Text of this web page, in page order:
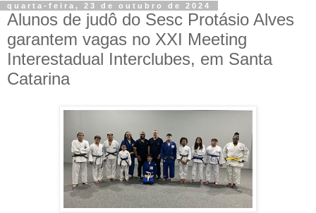
quarta-feira, 23 de outubro de 2024
Alunos de judô do Sesc Protásio Alves
garantem vagas no XXI Meeting
Interestadual Interclubes, em Santa
Catarina